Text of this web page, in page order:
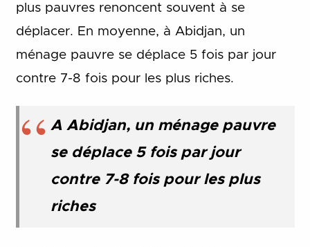
plus pauvres renoncent souvent à se
déplacer. En moyenne, à Abidjan, un
ménage pauvre se déplace 5 fois par jour
contre 7-8 fois pour les plus riches.
A Abidjan, un ménage pauvre
se déplace 5 fois par jour
contre 7-8 fois pour les plus
riches